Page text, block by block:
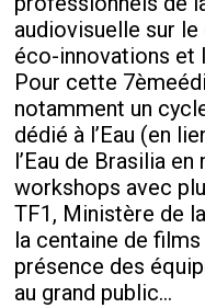
audiovisuelle sur
éco-innovations et
Pour cette 7ème
notamment un
dédié à l’Eau (en
l’Eau de Brasilia
workshops avec
TF1, Ministère de
la centaine de
présence des
au grand public…